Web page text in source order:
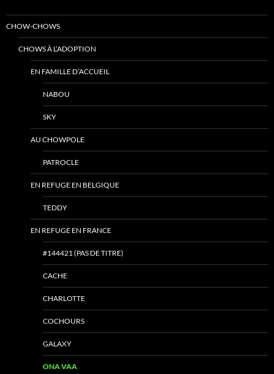
CHOW-CHOWS
CHOWS À L’ADOPTION
EN FAMILLE D’ACCUEIL
NABOU
SKY
AU CHOWPOLE
PATROCLE
EN REFUGE EN BELGIQUE
TEDDY
EN REFUGE EN FRANCE
#144421 (PAS DE TITRE)
CACHE
CHARLOTTE
COCHOURS
GALAXY
ONA VAA